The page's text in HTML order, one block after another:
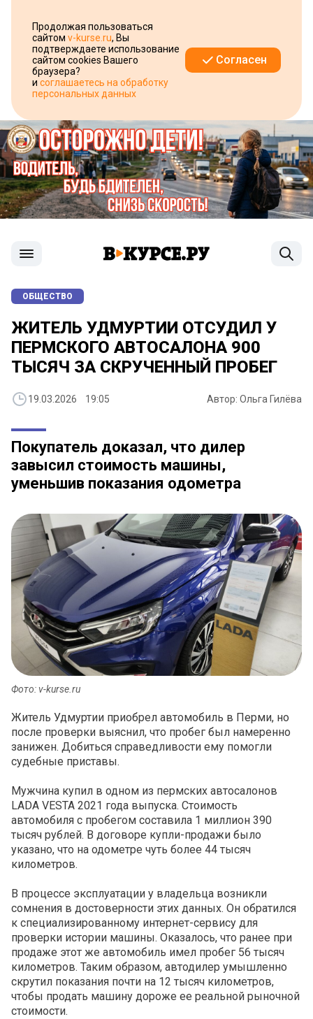
Продолжая пользоваться
сайтом v-kurse.ru, Вы
подтверждаете использование
сайтом cookies Вашего
браузера?
и соглашаетесь на обработку
персональных данных
Согласен
ОБЩЕСТВО
ЖИТЕЛЬ УДМУРТИИ ОТСУДИЛ У
ПЕРМСКОГО АВТОСАЛОНА 900
ТЫСЯЧ ЗА СКРУЧЕННЫЙ ПРОБЕГ
19.03.2026 19:05 Автор: Ольга Гилёва
Покупатель доказал, что дилер
завысил стоимость машины,
уменьшив показания одометра
Фото: v-kurse.ru
Житель Удмуртии приобрел автомобиль в Перми, но
после проверки выяснил, что пробег был намеренно
занижен. Добиться справедливости ему помогли
судебные приставы.
Мужчина купил в одном из пермских автосалонов
LADA VESTA 2021 года выпуска. Стоимость
автомобиля с пробегом составила 1 миллион 390
тысяч рублей. В договоре купли-продажи было
указано, что на одометре чуть более 44 тысяч
километров.
В процессе эксплуатации у владельца возникли
сомнения в достоверности этих данных. Он обратился
к специализированному интернет-сервису для
проверки истории машины. Оказалось, что ранее при
продаже этот же автомобиль имел пробег 56 тысяч
километров. Таким образом, автодилер умышленно
скрутил показания почти на 12 тысяч километров,
чтобы продать машину дороже ее реальной рыночной
стоимости.